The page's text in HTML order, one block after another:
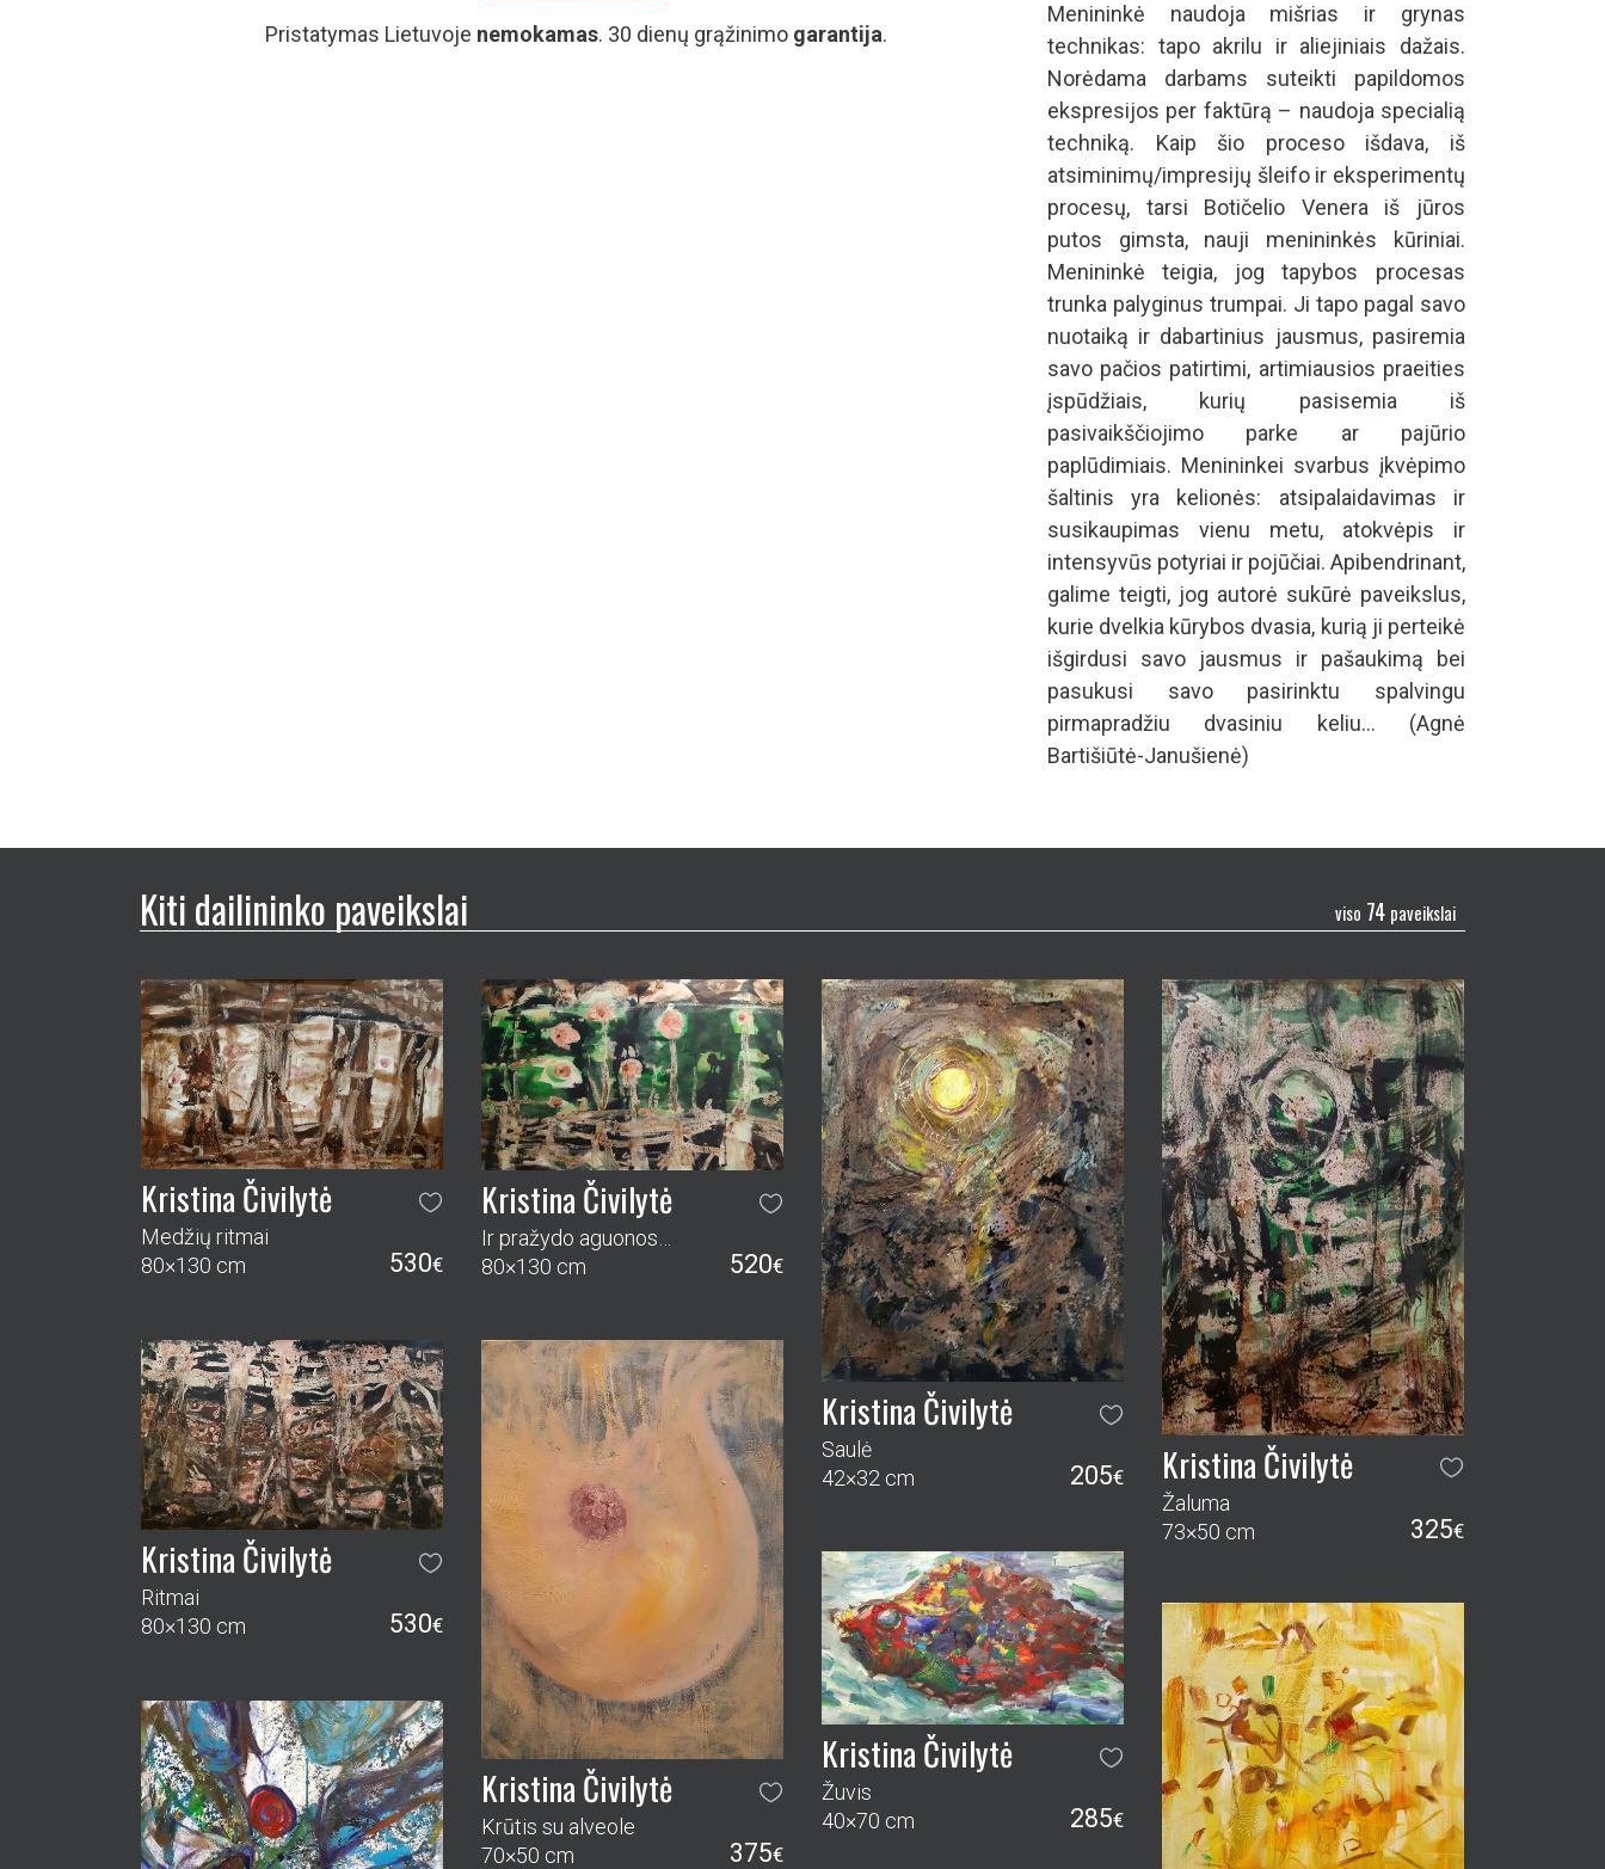
Pristatymas Lietuvoje nemokamas. 30 dienų grąžinimo garantija.
Menininkė naudoja mišrias ir grynas
technikas: tapo akrilu ir aliejiniais dažais.
Norėdama darbams suteikti papildomos
ekspresijos per faktūrą – naudoja specialią
techniką. Kaip šio proceso išdava, iš
atsiminimų/impresijų šleifo ir eksperimentų
procesų, tarsi Botičelio Venera iš jūros
putos gimsta, nauji menininkės kūriniai.
Menininkė teigia, jog tapybos procesas
trunka palyginus trumpai. Ji tapo pagal savo
nuotaiką ir dabartinius jausmus, pasiremia
savo pačios patirtimi, artimiausios praeities
įspūdžiais, kurių pasisemia iš
pasivaikščiojimo parke ar pajūrio
paplūdimiais. Menininkei svarbus įkvėpimo
šaltinis yra kelionės: atsipalaidavimas ir
susikaupimas vienu metu, atokvėpis ir
intensyvūs potyriai ir pojūčiai. Apibendrinant,
galime teigti, jog autorė sukūrė paveikslus,
kurie dvelkia kūrybos dvasia, kurią ji perteikė
išgirdusi savo jausmus ir pašaukimą bei
pasukusi savo pasirinktu spalvingu
pirmapradžiu dvasiniu keliu... (Agnė
Bartišiūtė-Janušienė)
Kiti dailininko paveikslai viso 74 paveikslai
Kristina Čivilytė
Medžių ritmai
80×130 cm
530€
Kristina Čivilytė
Ir pražydo aguonos…
80×130 cm
520€
Kristina Čivilytė
Saulė
42×32 cm
205€ Kristina Čivilytė
Žaluma
73×50 cm
325€
Kristina Čivilytė
Ritmai
80×130 cm
530€
Kristina Čivilytė
Krūtis su alveole
70×50 cm
375€
Kristina Čivilytė
Žuvis
40×70 cm
285€